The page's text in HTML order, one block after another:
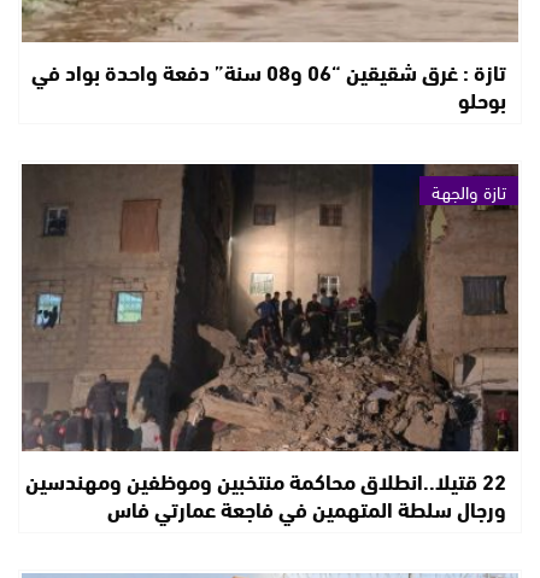
تازة : غرق شقيقين “06 و08 سنة” دفعة واحدة بواد في
بوحلو
تازة والجهة
22 قتيلا..انطلاق محاكمة منتخبين وموظفين ومهندسين
ورجال سلطة المتهمين في فاجعة عمارتي فاس